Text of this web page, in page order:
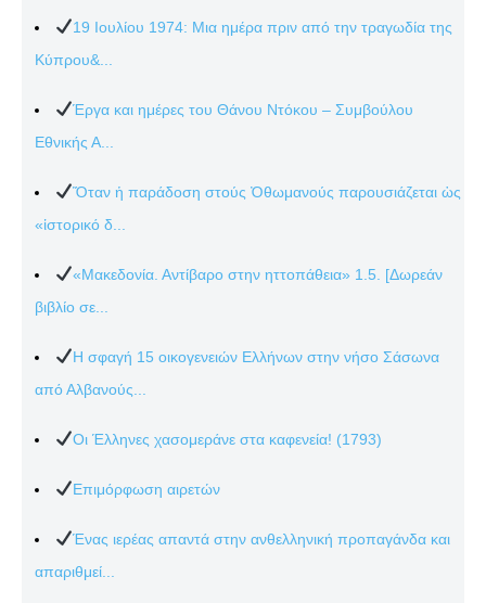
19 Ιουλίου 1974: Μια ημέρα πριν από την τραγωδία της
Κύπρου&...
Έργα και ημέρες του Θάνου Ντόκου – Συμβούλου
Εθνικής Α...
Ὅταν ἡ παράδοση στούς Ὀθωμανούς παρουσιάζεται ὡς
«ἱστορικό δ...
«Μακεδονία. Αντίβαρο στην ηττοπάθεια» 1.5. [Δωρεάν
βιβλίο σε...
Η σφαγή 15 οικογενειών Ελλήνων στην νήσο Σάσωνα
από Αλβανούς...
Οι Έλληνες χασομεράνε στα καφενεία! (1793)
Επιμόρφωση αιρετών
Ένας ιερέας απαντά στην ανθελληνική προπαγάνδα και
απαριθμεί...